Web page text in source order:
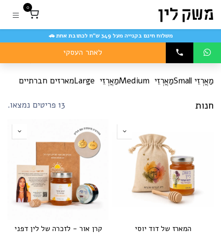
Small
לין
החדשה
0
משלוח חינם בקנייה מעל 349 ש״ח לכתובת אחת 🚗
מארזי ראש השנה
הצג הכל
מַאֲרְזֵי Small
מַאֲרְזֵי Medium מַאֲרְזֵי Large מארזים חברתיים
חנות 13 פריטים נמצאו.
המארז של דוד יוסי קרן אור - לזכרה של לין דפני
לאתר העסקי